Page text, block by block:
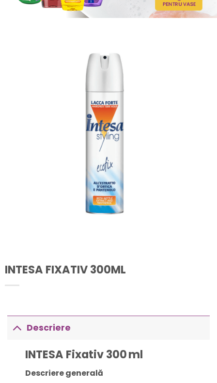
INTESA FIXATIV 300ML
Descriere
INTESA Fixativ 300 ml
Descriere generală